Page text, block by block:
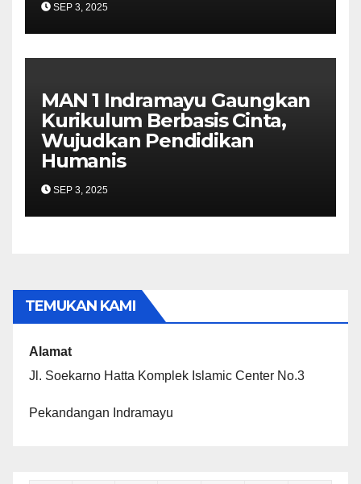
SEP 3, 2025
MAN 1 Indramayu Gaungkan
Kurikulum Berbasis Cinta,
Wujudkan Pendidikan
Humanis
SEP 3, 2025
TEMUKAN KAMI
Alamat
Jl. Soekarno Hatta Komplek Islamic Center No.3
Pekandangan Indramayu